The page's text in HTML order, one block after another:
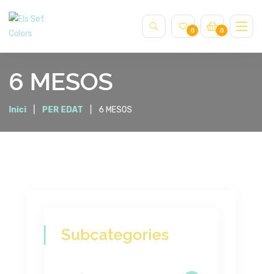
0 0
6 MESOS
Inici PER EDAT 6 MESOS
Subcategories